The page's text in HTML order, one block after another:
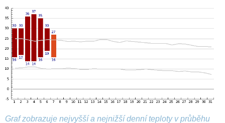
Graf zobrazuje nejvyšší a nejnižší denní teploty v průběhu